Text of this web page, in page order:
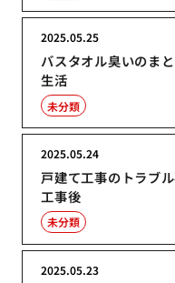
バスタオル臭いのま
生活
2025.05.25
未分類
戸建て工事のトラブ
工事後
2025.05.24
未分類
2025.05.23